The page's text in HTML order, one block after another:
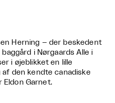
Herning – der beskedent
i Nørgaards Alle i
i øjeblikket en lille
af den kendte canadiske
Garnet.